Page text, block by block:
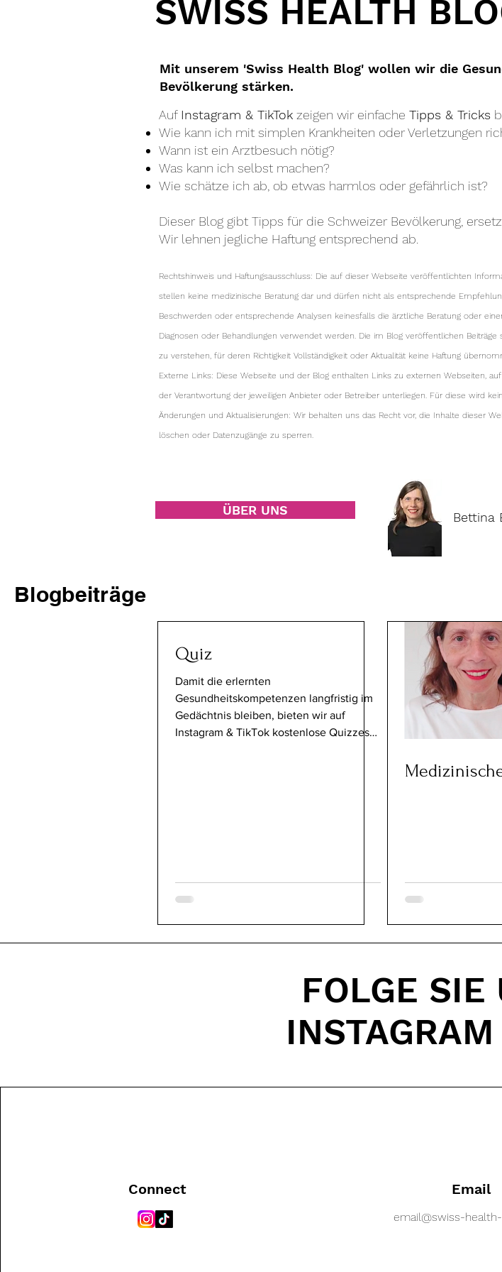
SWISS HEALTH
Mit unserem 'Swiss Health Blog' wollen wir die
Bevölkerung stärken.​​
Auf Instagram & TikTok zeigen wir einfache Tipps & Tricks
Wie kann ich mit simplen Krankheiten oder Verletzungen
Wann ist ein Arztbesuch nötig?
Was kann ich selbst machen?
Wie schätze ich ab, ob etwas harmlos oder gefährlich ist?
Dieser Blog gibt Tipps für die Schweizer Bevölkerung,
Wir lehnen jegliche Haftung entsprechend ab.
Rechtshinweis und Haftungsausschluss: Die auf dieser Webseite veröffentlichten
stellen keine medizinische Beratung dar und dürfen nicht als entsprechende
Beschwerden oder entsprechende Analysen keinesfalls die ärztliche Beratung oder
Diagnosen oder Behandlungen verwendet werden. Die im Blog veröffentlichen
zu verstehen, für deren Richtigkeit Vollständigkeit oder Aktualität keine Haftung
Externe Links: Diese Webseite und der Blog enthalten Links zu externen Webseiten,
der Verantwortung der jeweiligen Anbieter oder Betreiber unterliegen. Für diese wird
Änderungen und Aktualisierungen: Wir behalten uns das Recht vor, die Inhalte dieser
löschen oder Datenzugänge zu sperren.
ÜBER UNS Bettina
Blogbeiträge
Quiz
Damit die erlernten
Gesundheitskompetenzen langfristig im
Gedächtnis bleiben, bieten wir auf
Instagram & TikTok kostenlose Quizzes
FOLGE SIE
Connect Email
email@swiss-